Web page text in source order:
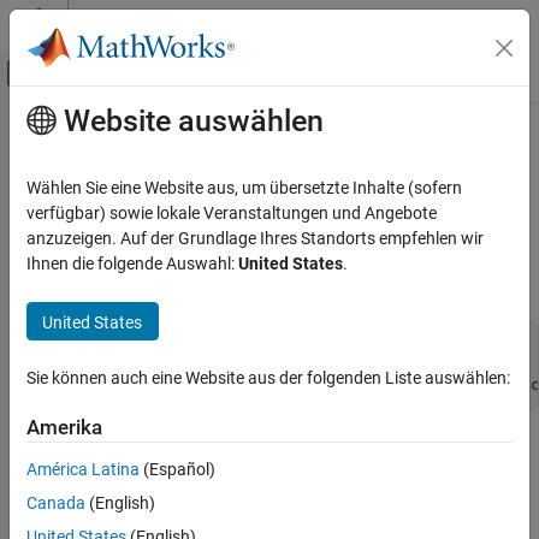
Weiter zum Inhalt
Umschaltung für Off-Canvas-
Startseite der Dokumentation
C with MATLAB
C Matrix API
mxCreateStructArray (C)
ON THIS PAGE
C Syntax
Input Arguments
Output Arguments
Hauptinhalt
mxCreateStructArray (C)
N-D structure array
expand all in page
#include "matrix.h"
mwSize ndim, const mwSize *dims, int nfields, const
Description
Call mxCreateStructArray
. Each element of a structure
Website auswählen
Wählen Sie eine Website aus, um übersetzte Inhalte (sofern
verfügbar) sowie lokale Veranstaltungen und Angebote
anzuzeigen. Auf der Grundlage Ihres Standorts empfehlen wir
Ihnen die folgende Auswahl:United States.
United States
Sie können auch eine Website aus der folgenden Liste auswählen:
Amerika
América Latina (Español)
Canada (English)